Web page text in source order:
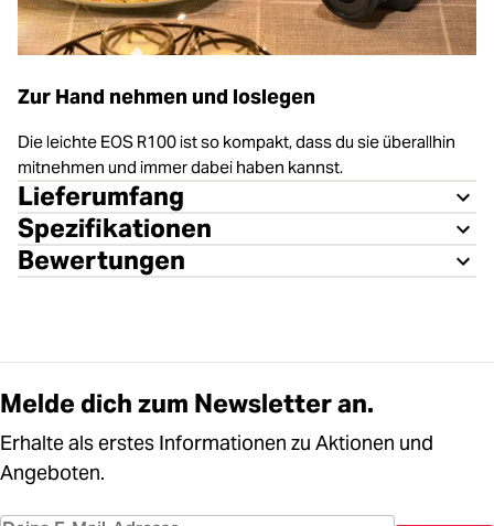
Zur Hand nehmen und loslegen
Die leichte EOS R100 ist so kompakt, dass du sie überallhin
mitnehmen und immer dabei haben kannst.
Lieferumfang
Spezifikationen
Bewertungen
Melde dich zum Newsletter an.
Erhalte als erstes Informationen zu Aktionen und
Angeboten.